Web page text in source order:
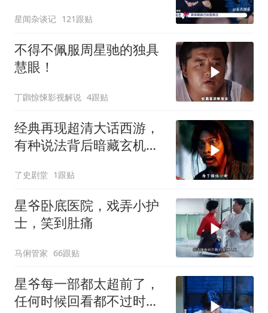
星闻杂谈记 121跟贴
不得不佩服周星驰的独具
慧眼！
丁鸊惊悚影视解说 4跟贴
经典再现超清大话西游，
有种说法背后暗藏玄机，
了史剧堂 1跟贴
星爷卧底医院，戏弄小护
士，笑到肚痛
马俐管家 66跟贴
星爷每一部都太超前了，
任何时候回看都不过时，